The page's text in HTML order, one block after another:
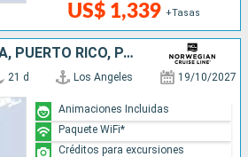
US$ 1,339 +Tasas
MÉXICO, GUATEMALA, PUERTO RICO, PANAMÁ, COLOMBIA, JAMAICA, BAHAMAS, ESTADOS UNIDOS
21 d Los Angeles 19/10/2027
Animaciones Incluidas
Paquete WiFi*
Créditos para excursiones